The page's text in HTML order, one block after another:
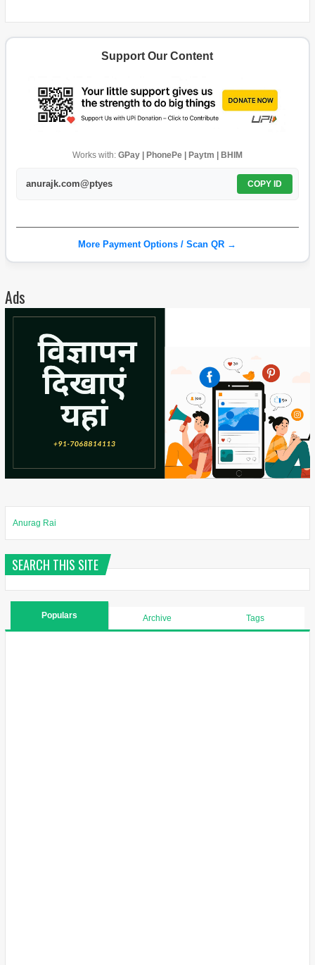
Support Our Content
Works with: GPay | PhonePe | Paytm | BHIM
anurajk.com@ptyes COPY ID
More Payment Options / Scan QR →
Ads
Anurag Rai
SEARCH THIS SITE
Populars Archive Tags